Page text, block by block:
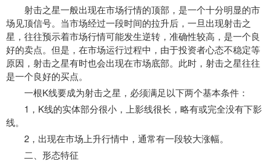
射击之星一般出现在市场行情的顶部，是一个十分明显的市
场见顶信号。当市场经过一段时间的拉升后，一旦出现射击之
星，往往预示着市场行情可能发生逆转，准确性较高，是一个良
好的卖点。但是，在市场运行过程中，由于投资者心态不稳定等
原因，射击之星有时也会出现在市场底部。此时，射击之星往往
是一个良好的买点。
一根K线要成为射击之星，必须满足以下两个基本条件：
1，K线的实体部分很小，上影线很长，略有或完全没有下影
线。
2，出现在市场上升行情中，通常有一段较大涨幅。
二、形态特征